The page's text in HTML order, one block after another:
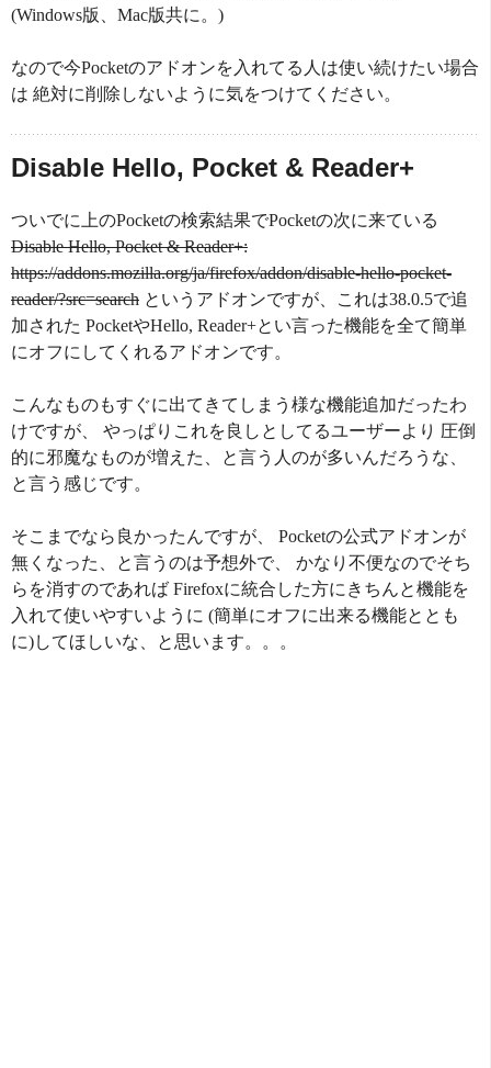
(Windows版、Mac版共に。)
なので今Pocketのアドオンを入れてる人は使い続けたい場合
は 絶対に削除しないように気をつけてください。
Disable Hello, Pocket & Reader+
ついでに上のPocketの検索結果でPocketの次に来ている
Disable Hello, Pocket & Reader+:
https://addons.mozilla.org/ja/firefox/addon/disable-hello-pocket-
reader/?src=search というアドオンですが、これは38.0.5で追
加された PocketやHello, Reader+とい言った機能を全て簡単
にオフにしてくれるアドオンです。
こんなものもすぐに出てきてしまう様な機能追加だったわ
けですが、 やっぱりこれを良しとしてるユーザーより 圧倒
的に邪魔なものが増えた、と言う人のが多いんだろうな、
と言う感じです。
そこまでなら良かったんですが、 Pocketの公式アドオンが
無くなった、と言うのは予想外で、 かなり不便なのでそち
らを消すのであれば Firefoxに統合した方にきちんと機能を
入れて使いやすいように (簡単にオフに出来る機能ととも
に)してほしいな、と思います。。。